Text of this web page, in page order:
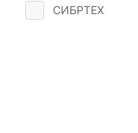
СИБРТЕХ